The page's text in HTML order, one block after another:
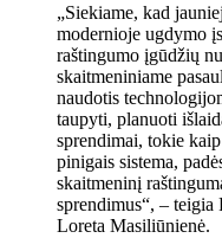
„Siekiame, kad
modernioje ugdymo
raštingumo įgūdžių
skaitmeniniame
naudotis
taupyti, planuoti
sprendimai, tokie
pinigais sistema,
skaitmeninį
sprendimus“, – teigia
Loreta Masiliūnienė.